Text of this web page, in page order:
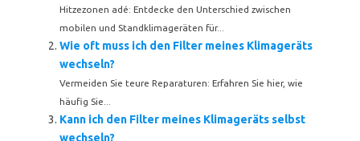
Hitzezonen adé: Entdecke den Unterschied zwischen
mobilen und Standklimageräten für...
Wie oft muss ich den Filter meines Klimageräts
wechseln?
Vermeiden Sie teure Reparaturen: Erfahren Sie hier, wie
häufig Sie...
Kann ich den Filter meines Klimageräts selbst
wechseln?